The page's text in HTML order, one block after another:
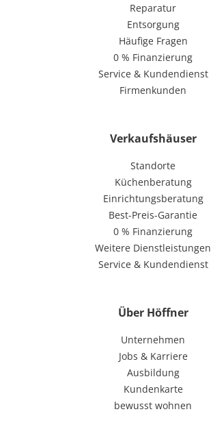
Reparatur
Entsorgung
Häufige Fragen
0 % Finanzierung
Service & Kundendienst
Firmenkunden
Verkaufshäuser
Standorte
Küchenberatung
Einrichtungsberatung
Best-Preis-Garantie
0 % Finanzierung
Weitere Dienstleistungen
Service & Kundendienst
Über Höffner
Unternehmen
Jobs & Karriere
Ausbildung
Kundenkarte
bewusst wohnen